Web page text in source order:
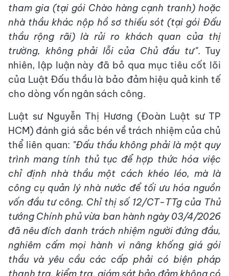
tham gia (tại gói Chào hàng cạnh tranh) hoặc
nhà thầu khác nộp hồ sơ thiếu sót (tại gói Đấu
thầu rộng rãi) là rủi ro khách quan của thị
trường, không phải lỗi của Chủ đầu tư". Tuy
nhiên, lập luận này đã bỏ qua mục tiêu cốt lõi
của Luật Đấu thầu là bảo đảm hiệu quả kinh tế
cho dòng vốn ngân sách công.
Luật sư Nguyễn Thị Hương (Đoàn Luật sư TP
HCM) đánh giá sắc bén về trách nhiệm của chủ
thể liên quan: "Đấu thầu không phải là một quy
trình mang tính thủ tục để hợp thức hóa việc
chỉ định nhà thầu một cách khéo léo, mà là
công cụ quản lý nhà nước để tối ưu hóa nguồn
vốn đầu tư công. Chỉ thị số 12/CT-TTg của Thủ
tướng Chính phủ vừa ban hành ngày 03/4/2026
đã nêu đích danh trách nhiệm người đứng đầu,
nghiêm cấm mọi hành vi nâng khống giá gói
thầu và yêu cầu các cấp phải có biện pháp